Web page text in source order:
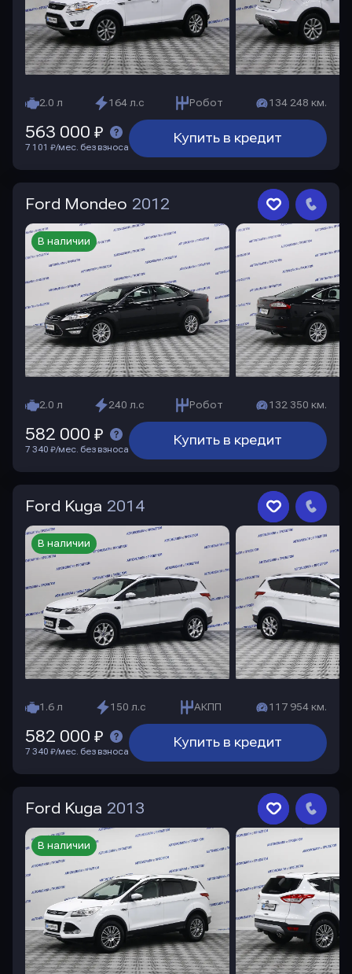
2.0 л 164 л.с Робот 134 248 км.
Купить в кредит
563 000 ₽
7 101 ₽/мес. без взноса
Ford Mondeo 2012
2.0 л 240 л.с Робот 132 350 км.
В наличии
Купить в кредит
582 000 ₽
7 340 ₽/мес. без взноса
Ford Kuga 2014
1.6 л 150 л.с АКПП 117 954 км.
В наличии
Купить в кредит
582 000 ₽
7 340 ₽/мес. без взноса
Ford Kuga 2013
В наличии